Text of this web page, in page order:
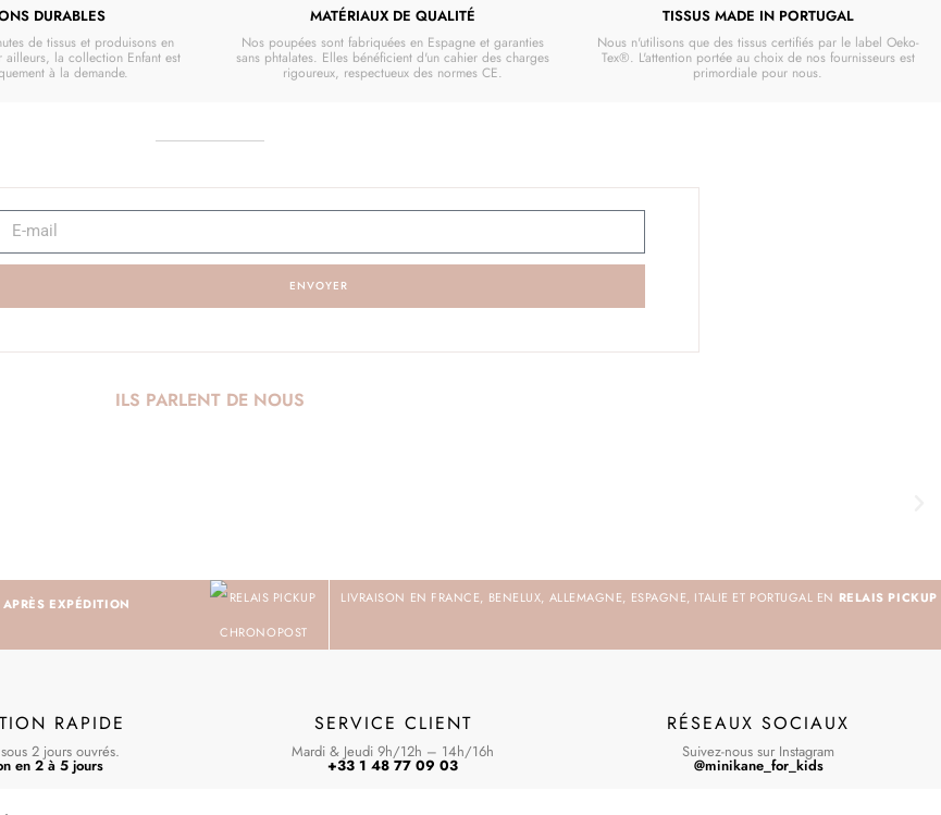
DURABLES
de tissus et produisons en
ailleurs, la collection Enfant est
à la demande.
MATÉRIAUX DE QUALITÉ
Nos poupées sont fabriquées en Espagne et garanties
sans phtalates. Elles bénéficient d'un cahier des charges
rigoureux, respectueux des normes CE.
TISSUS MADE IN PORTUGAL
Nous n'utilisons que des tissus certifiés par le label Oeko-
Tex®. L'attention portée au choix de nos fournisseurs est
primordiale pour nous.
ENVOYER
ILS PARLENT DE NOUS
EXPÉDITION LIVRAISON EN FRANCE, BENELUX, ALLEMAGNE, ESPAGNE, ITALIE ET PORTUGAL EN RELAIS PICKUP
RAPIDE
2 jours ouvrés.
en 2 à 5 jours
SERVICE CLIENT
Mardi & Jeudi 9h/12h – 14h/16h
+33 1 48 77 09 03
RÉSEAUX SOCIAUX
Suivez-nous sur Instagram
@minikane_for_kids